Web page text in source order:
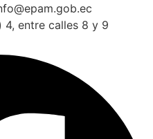
4, entre calles 8 y 9